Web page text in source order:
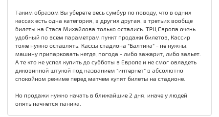
Таким образом Вы уберете весь сумбур по поводу, что в одних
кассах есть одна категория, в других другая, в третьих вообще
билеты на Стаса Михайлова только остались. ТРЦ Европа очень
удобный по всем параметрам пункт продажи билетов, Кассир
тоже нужно оставлять. Кассы стадиона "Балтика" - не нужны,
машину припарковать негде, погода - либо зажарит, либо зальет.
А те кто не успел купить до субботы в Европе и не смог овладеть
диковинной штукой под названием "интернет" в абсолютно
спокойном режиме перед матчем купят билеты на стадионе.
Но продажи нужно начать в ближайшие 2 дня, иначе у людей
опять начнется паника.